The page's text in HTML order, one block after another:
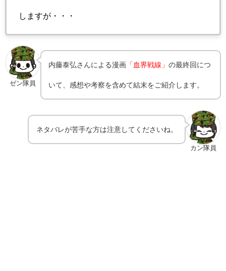
しますが・・・
ゼン隊員
内藤泰弘さんによる漫画 「 血界戦線 」の最終回につ
いて、感想や考察を含めて結末をご紹介します。
カン隊員
ネタバレが苦手な方は注意してくださいね。